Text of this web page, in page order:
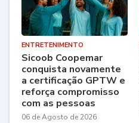
ENTRETENIMENTO
Sicoob Coopemar
conquista novamente
a certificação GPTW e
reforça compromisso
com as pessoas
06 de Agosto de 2026